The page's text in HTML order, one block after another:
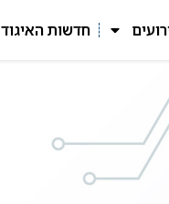
חדשות האיגוד